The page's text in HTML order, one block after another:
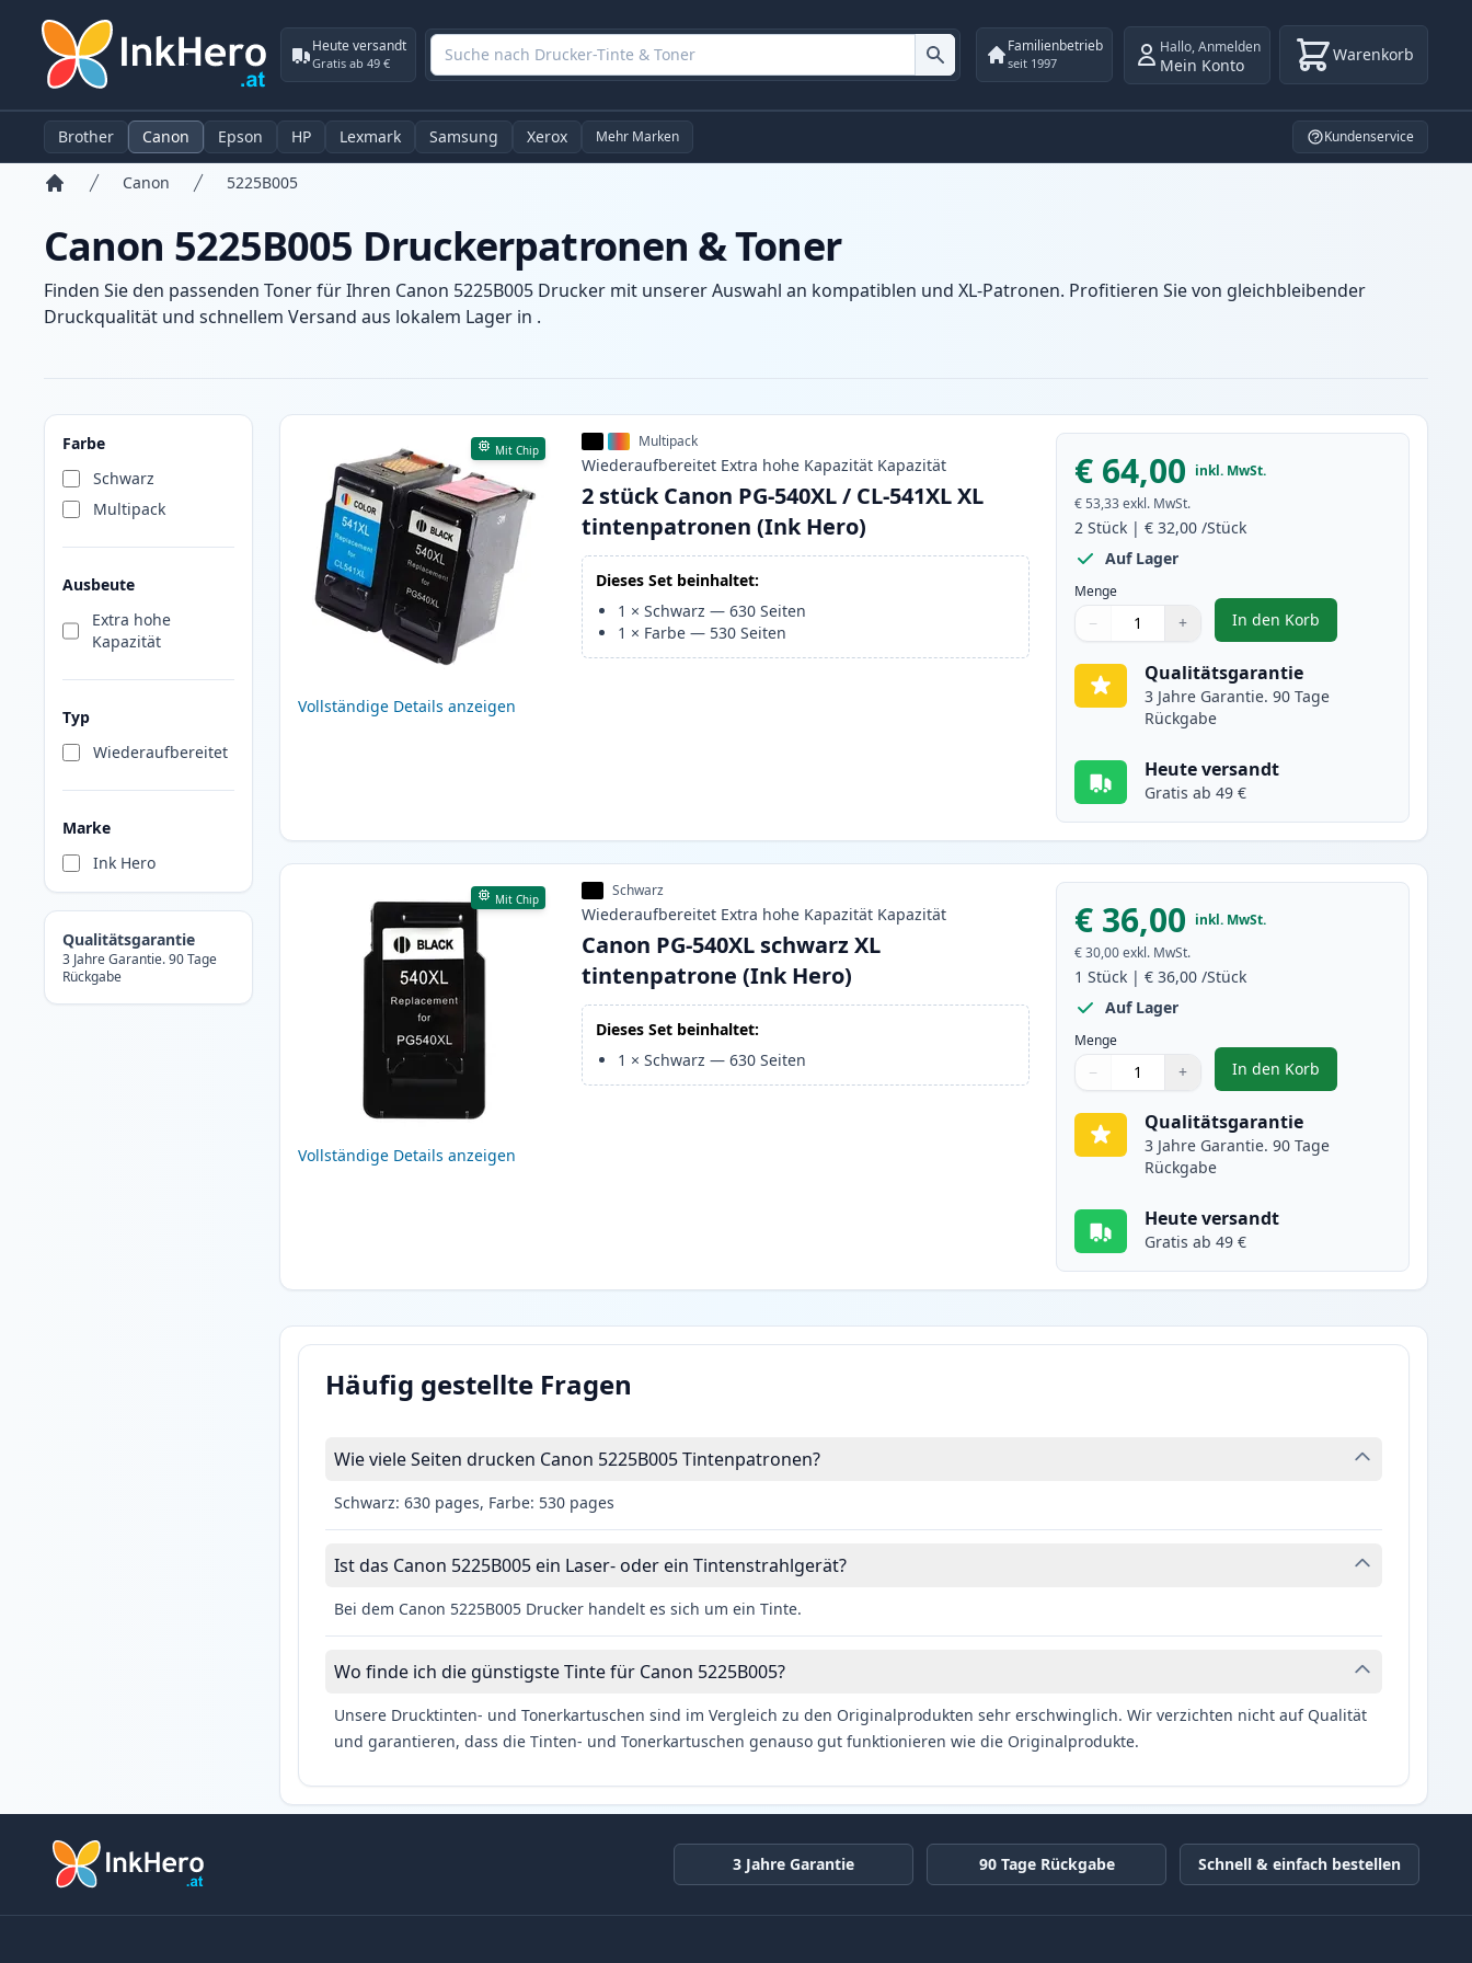
Heute versandt
Gratis ab 49 €
Familienbetrieb
seit 1997
Hallo,Anmelden
Mein Konto Warenkorb
Brother Canon Epson HP Lexmark Samsung Xerox Mehr Marken Kundenservice
Canon 5225B005
Canon 5225B005 Druckerpatronen & Toner
Finden Sie den passenden Toner für Ihren Canon 5225B005 Drucker mit unserer Auswahl an kompatiblen und XL-Patronen. Profitieren Sie von gleichbleibender
Druckqualität und schnellem Versand aus lokalem Lager in .
Farbe
Schwarz
Multipack
Ausbeute
Extra hohe
Kapazität
Typ
Wiederaufbereitet
Marke
Ink Hero
Qualitätsgarantie
3 Jahre Garantie. 90 Tage
Rückgabe
Produkte
Mit Chip
Vollständige Details anzeigen
Multipack
Wiederaufbereitet Extra hohe Kapazität Kapazität
2 stück Canon PG-540XL / CL-541XL XL
tintenpatronen (Ink Hero)
Dieses Set beinhaltet:
1 ×Schwarz —630 Seiten
1 × Farbe — 530 Seiten
€ 64,00 inkl. MwSt.
€ 53,33 exkl. MwSt.
2 Stück |€ 32,00 /Stück
Auf Lager
Menge
Menge
Verwenden Sie die Tasten, um anzupassen
− +
Menge 1
In den Korb
, 2 stück Canon PG-540XL
Qualitätsgarantie
3 Jahre Garantie. 90 Tage
Rückgabe
Heute versandt
Gratis ab 49 €
Mit Chip
Vollständige Details anzeigen
Schwarz
Wiederaufbereitet Extra hohe Kapazität Kapazität
Canon PG-540XL schwarz XL
tintenpatrone (Ink Hero)
Dieses Set beinhaltet:
1 ×Schwarz —630 Seiten
€ 36,00 inkl. MwSt.
€ 30,00 exkl. MwSt.
1 Stück |€ 36,00 /Stück
Auf Lager
Menge
Menge
Verwenden Sie die Tasten, um anzupassen
− +
Menge 1
In den Korb
, Canon PG-540XL
Qualitätsgarantie
3 Jahre Garantie. 90 Tage
Rückgabe
Heute versandt
Gratis ab 49 €
Häufig gestellte Fragen
Wie viele Seiten drucken Canon 5225B005 Tintenpatronen?
Schwarz: 630 pages, Farbe: 530 pages
Ist das Canon 5225B005 ein Laser- oder ein Tintenstrahlgerät?
Bei dem Canon 5225B005 Drucker handelt es sich um ein Tinte.
Wo finde ich die günstigste Tinte für Canon 5225B005?
Unsere Drucktinten- und Tonerkartuschen sind im Vergleich zu den Originalprodukten sehr erschwinglich. Wir verzichten nicht auf Qualität
und garantieren, dass die Tinten- und Tonerkartuschen genauso gut funktionieren wie die Originalprodukte.
3 Jahre Garantie 90 Tage Rückgabe Schnell & einfach bestellen